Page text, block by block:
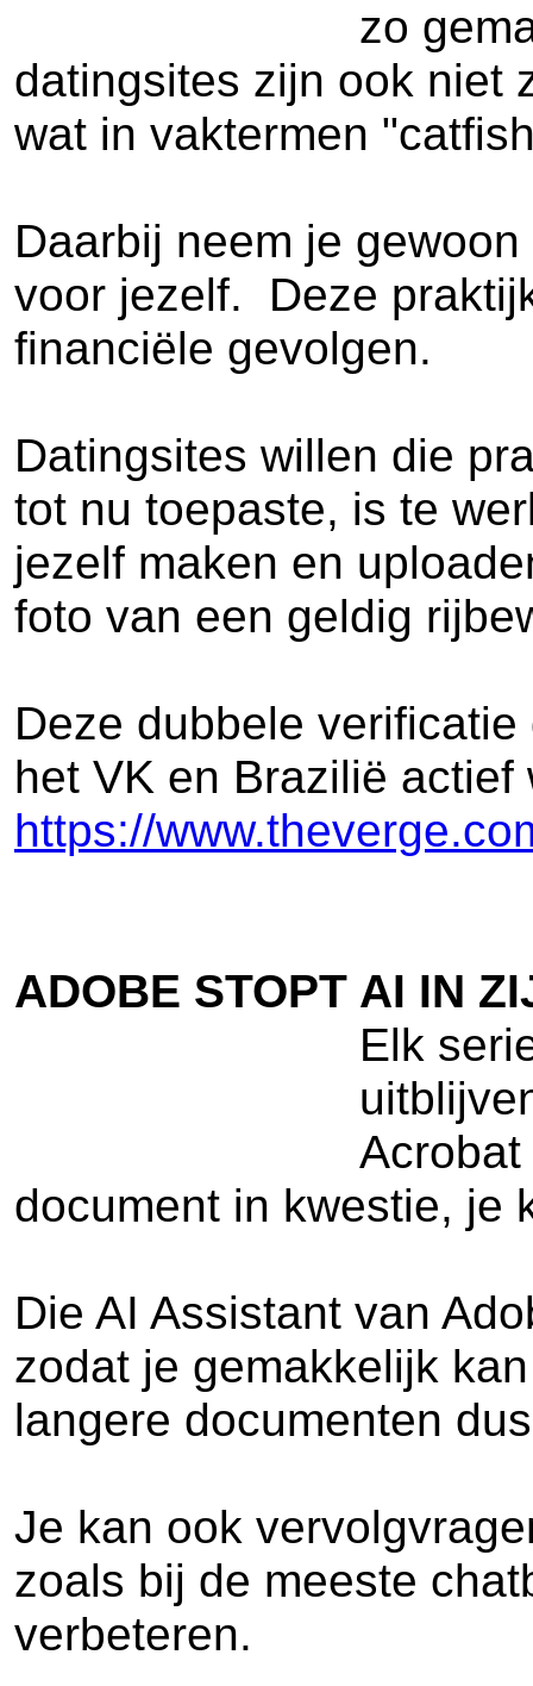
zo
datingsites zijn ook niet
wat in vaktermen
Daarbij neem je
voor jezelf. Deze
financiële gevolgen.
Datingsites willen die
tot nu toepaste, is te
jezelf maken en
foto van een geldig
Deze dubbele
het VK en Brazilië
https://
ADOBE STOPT AI IN
Elk
document in kwestie, je
Die AI Assistant van
zodat je gemakkelijk
langere documenten
Je kan ook
zoals bij de meeste
verbeteren.